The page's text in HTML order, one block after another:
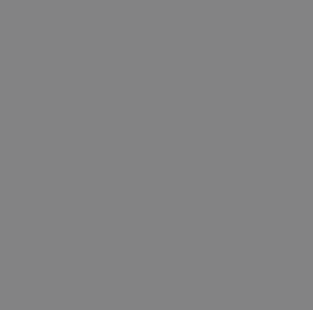
χρήστης
ιστότοπο και
χρήστης πριν
εν λόγω ιστότοπο.
χρήστη και τις
για την
με την
δεδομένα
με διάφορες
ότι
τιμώνται σε